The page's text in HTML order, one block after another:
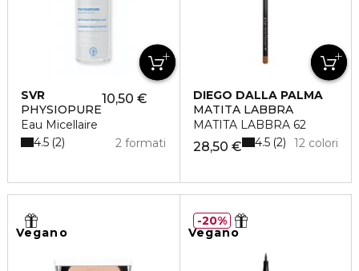
SVR
PHYSIOPURE
Eau Micellaire
10,50 €
2 formati
4.5 2
DIEGO DALLA PALMA
MATITA LABBRA
MATITA LABBRA 62
28,50 € 12 colori
4.5 2
Vegano Vegano
20%